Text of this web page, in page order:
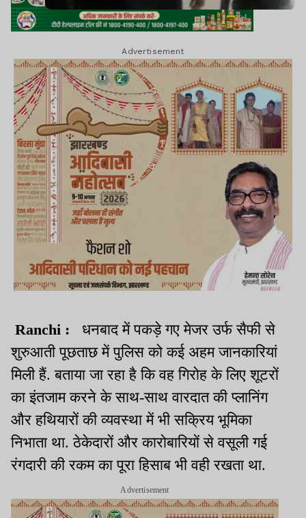
Advertisement
Ranchi : धनबाद में पकड़े गए मेजर उर्फ सैफी से
शुरुआती पूछताछ में पुलिस को कई अहम जानकारियां
मिली हैं. बताया जा रहा है कि वह गिरोह के लिए शूटरों
का इंतजाम करने के साथ-साथ वारदात की प्लानिंग
और हथियारों की व्यवस्था में भी सक्रिय भूमिका
निभाता था. ठेकेदारों और कारोबारियों से वसूली गई
रंगदारी की रकम का पूरा हिसाब भी वही रखता था.
Advertisement